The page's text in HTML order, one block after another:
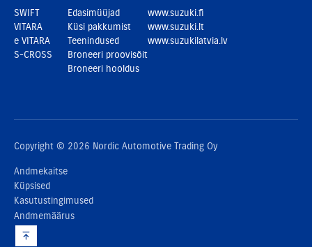
SWIFT
VITARA
e VITARA
S-CROSS
Edasimüüjad
Küsi pakkumist
Teenindused
Broneeri proovisõit
Broneeri hooldus
www.suzuki.fi
www.suzuki.lt
www.suzukilatvia.lv
Copyright © 2026 Nordic Automotive Trading Oy
Andmekaitse
Küpsised
Kasutustingimused
Andmemäärus